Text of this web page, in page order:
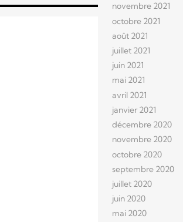
novembre 2021
octobre 2021
août 2021
juillet 2021
juin 2021
mai 2021
avril 2021
janvier 2021
décembre 2020
novembre 2020
octobre 2020
septembre 2020
juillet 2020
juin 2020
mai 2020